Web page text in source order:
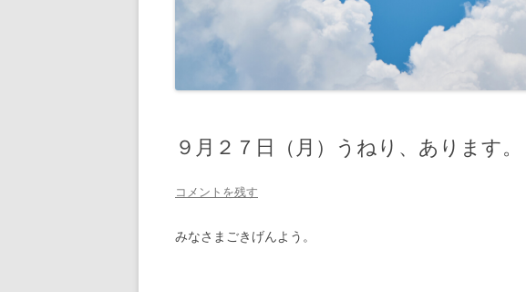
９月２７日（月）うねり、あります。
コメントを残す
みなさまごきげんよう。